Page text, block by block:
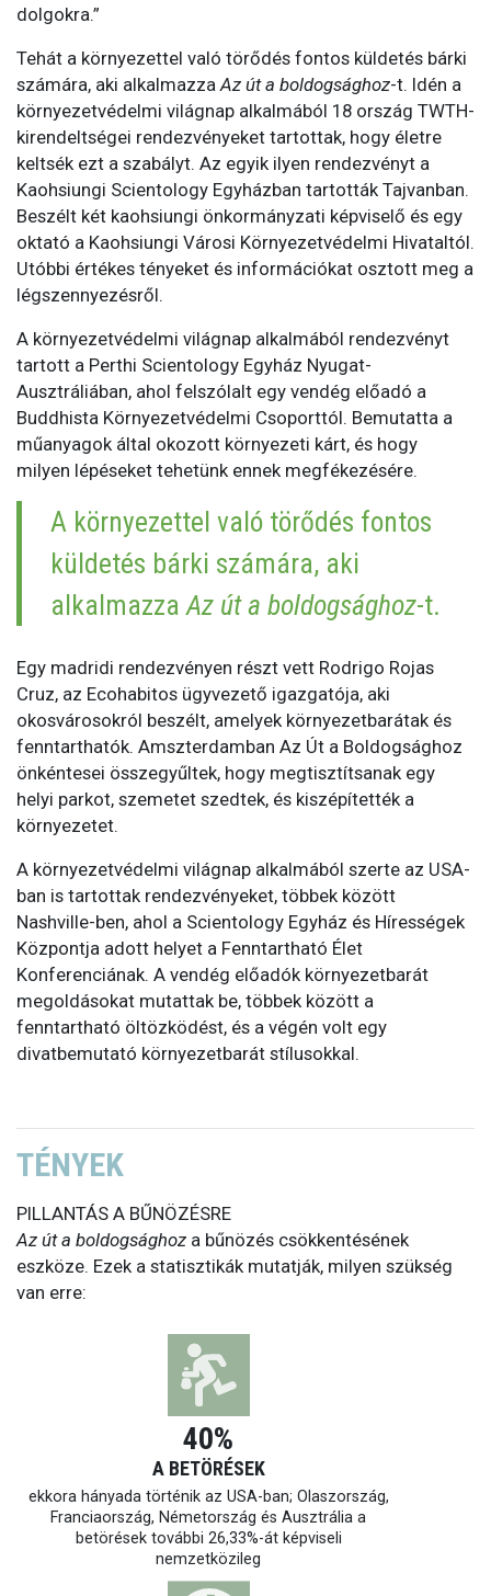
dolgokra.”
Tehát a környezettel való törődés fontos küldetés bárki
számára, aki alkalmazza Az út a boldogsághoz-t. Idén a
környezetvédelmi világnap alkalmából 18 ország TWTH-
kirendeltségei rendezvényeket tartottak, hogy életre
keltsék ezt a szabályt. Az egyik ilyen rendezvényt a
Kaohsiungi Scientology Egyházban tartották Tajvanban.
Beszélt két kaohsiungi önkormányzati képviselő és egy
oktató a Kaohsiungi Városi Környezetvédelmi Hivataltól.
Utóbbi értékes tényeket és információkat osztott meg a
légszennyezésről.
A környezetvédelmi világnap alkalmából rendezvényt
tartott a Perthi Scientology Egyház Nyugat-
Ausztráliában, ahol felszólalt egy vendég előadó a
Buddhista Környezetvédelmi Csoporttól. Bemutatta a
műanyagok által okozott környezeti kárt, és hogy
milyen lépéseket tehetünk ennek megfékezésére.
A környezettel való törődés fontos
küldetés bárki számára, aki
alkalmazza Az út a boldogsághoz-t.
Egy madridi rendezvényen részt vett Rodrigo Rojas
Cruz, az Ecohabitos ügyvezető igazgatója, aki
okosvárosokról beszélt, amelyek környezetbarátak és
fenntarthatók. Amszterdamban Az Út a Boldogsághoz
önkéntesei összegyűltek, hogy megtisztítsanak egy
helyi parkot, szemetet szedtek, és kiszépítették a
környezetet.
A környezetvédelmi világnap alkalmából szerte az USA-
ban is tartottak rendezvényeket, többek között
Nashville-ben, ahol a Scientology Egyház és Hírességek
Központja adott helyet a Fenntartható Élet
Konferenciának. A vendég előadók környezetbarát
megoldásokat mutattak be, többek között a
fenntartható öltözködést, és a végén volt egy
divatbemutató környezetbarát stílusokkal.
TÉNYEK
PILLANTÁS A BŰNÖZÉSRE
Az út a boldogsághoz a bűnözés csökkentésének
eszköze. Ezek a statisztikák mutatják, milyen szükség
van erre:
40%
A BETÖRÉSEK
ekkora hányada történik az USA-ban; Olaszország,
Franciaország, Németország és Ausztrália a
betörések további 26,33%-át képviseli
nemzetközileg